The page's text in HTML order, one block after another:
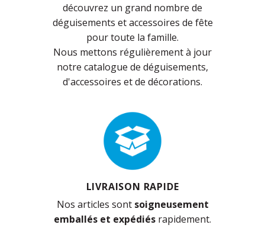
découvrez un grand nombre de
déguisements et accessoires de fête
pour toute la famille.
Nous mettons régulièrement à jour
notre catalogue de déguisements,
d'accessoires et de décorations.
LIVRAISON RAPIDE
Nos articles sont soigneusement
emballés et expédiés rapidement.